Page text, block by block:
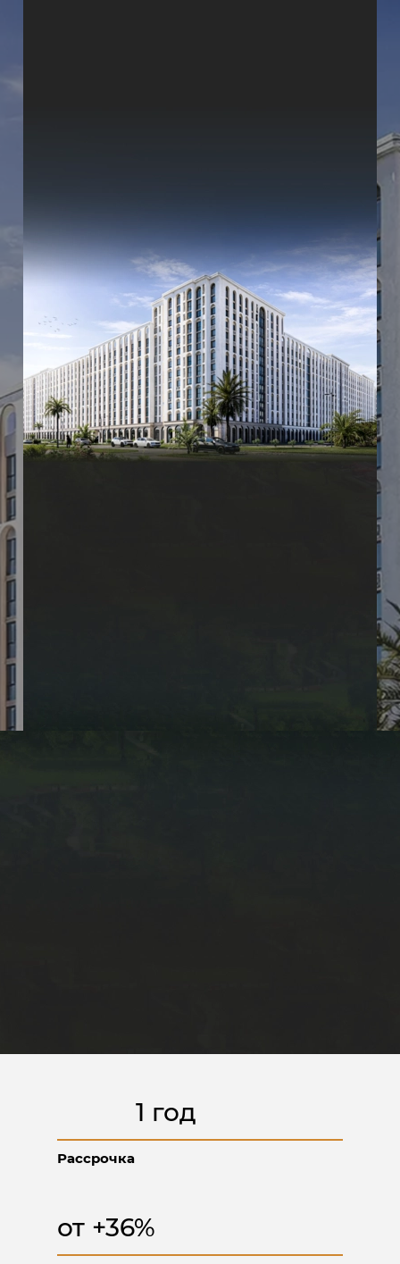
КОМПЛЕКС «НА ВЫСОКОМ
В АНАПЕ
от побережья и лучших прогулочных
круглый год
1 год
Рассрочка
от +36%